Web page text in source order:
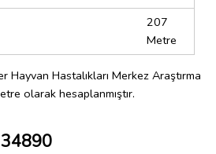
207
Metre
Hayvan Hastalıkları Merkez Araştırma
olarak hesaplanmıştır.